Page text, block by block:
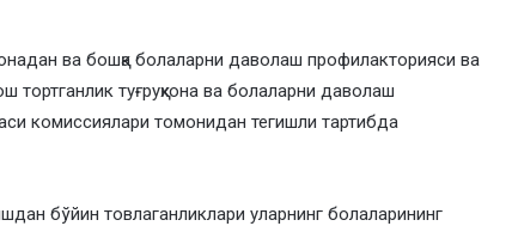
ва бошқа болаларни даволаш профилакторияси ва
тортганлик туғруқхона ва болаларни даволаш
комиссиялари томонидан тегишли тартибда
бўйин товлаганликлари уларнинг болаларининг